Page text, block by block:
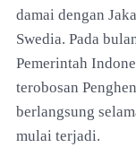
damai dengan
Swedia. Pada
Pemerintah
terobosan
berlangsung
mulai terjadi.